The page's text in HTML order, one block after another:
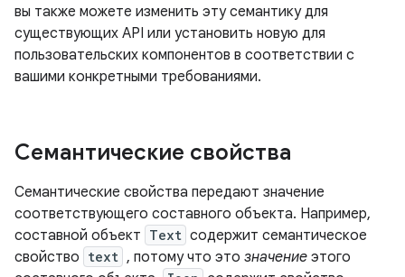
вы также можете изменить эту семантику для
существующих API или установить новую для
пользовательских компонентов в соответствии с
вашими конкретными требованиями.
Семантические свойства
Семантические свойства передают значение
соответствующего составного объекта. Например,
составной объект Text содержит семантическое
свойство text , потому что это значение этого